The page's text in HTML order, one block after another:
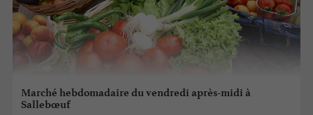
Marché hebdomadaire du vendredi après-midi à
Sallebœuf